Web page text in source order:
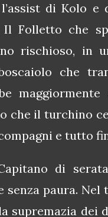
di Kolo e
Il Folletto che
rischioso, in
che
che il turchino
e tutto
di
senza paura.
supremazia dei